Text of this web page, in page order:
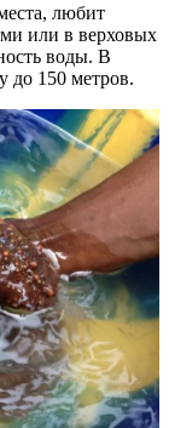
любит
или в верховых
воды. В
до 150 метров.